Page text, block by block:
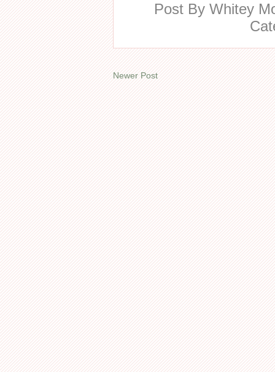
Post By Whitey
Newer Post